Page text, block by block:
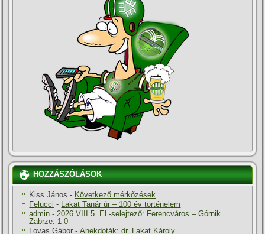
HOZZÁSZÓLÁSOK
Kiss János - Következő mérkőzések
Felucci - Lakat Tanár úr – 100 év történelem
admin -2026.VIII.5. EL-selejtező: Ferencváros – Górnik
Zabrze: 1-0
Lovas Gábor -Anekdoták: dr. Lakat Károly